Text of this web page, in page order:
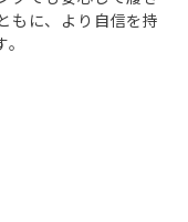
もに、より自信を持